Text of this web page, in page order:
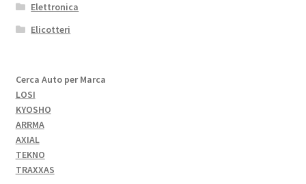
Elettronica
Elicotteri
Cerca Auto per Marca
LOSI
KYOSHO
ARRMA
AXIAL
TEKNO
TRAXXAS